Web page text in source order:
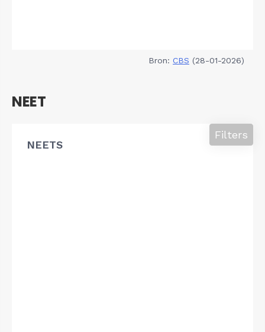
Bron: CBS (28-01-2026)
NEET
NEETS
Filters